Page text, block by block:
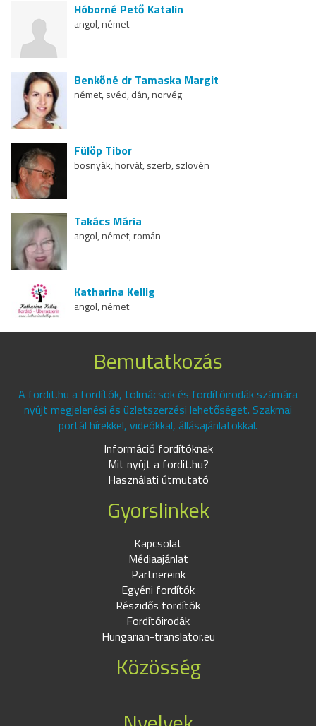
Hóborné Pető Katalin
angol, német
Benkőné dr Tamaska Margit
német, svéd, dán, norvég
Fülöp Tibor
bosnyák, horvát, szerb, szlovén
Takács Mária
angol, német, román
Katharina Kellig
angol, német
Bemutatkozás
A fordit.hu a fordítók, tolmácsok és fordítóirodák számára
nyújt megjelenési és üzletszerzési lehetőséget. Szakmai
portál hírekkel, videókkal, állásajánlatokkal.
Információ fordítóknak
Mit nyújt a fordit.hu?
Használati útmutató
Gyorslinkek
Kapcsolat
Médiaajánlat
Partnereink
Egyéni fordítók
Részidős fordítók
Fordítóirodák
Hungarian-translator.eu
Közösség